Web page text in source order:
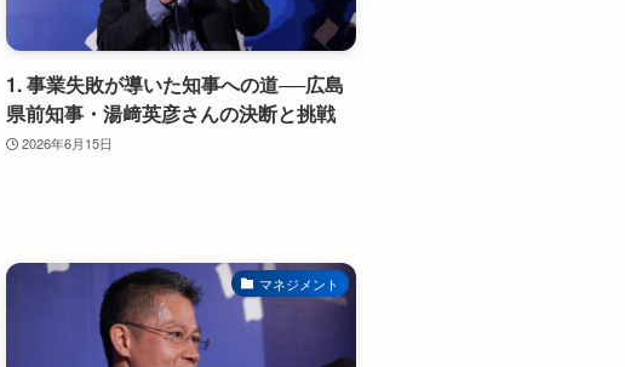
1. 事業失敗が導いた知事への道──広島
県前知事・湯﨑英彦さんの決断と挑戦
2026年6月15日
マネジメント